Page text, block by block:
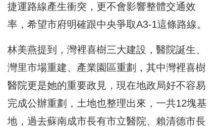
捷運路線產生衝突，更不會影響整體交通效
率，希望市府明確跟中央爭取A3-1這條路線。
林美燕提到，灣裡喜樹三大建設，醫院誕生、
灣里市場重建、產業園區重劃，其中灣裡喜樹
醫院更是她的重要政見，現在地政局好不容易
完成公辦重劃，土地也整理出來，一共12塊基
地，過去蘇南成市長有市立醫院、賴清德市長